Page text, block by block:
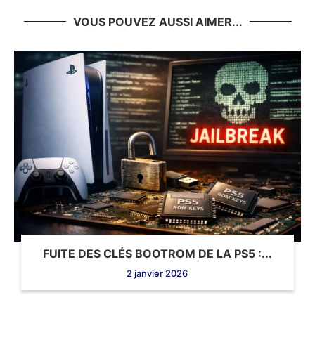
VOUS POUVEZ AUSSI AIMER...
FUITE DES CLÉS BOOTROM DE LA PS5 :...
2 janvier 2026